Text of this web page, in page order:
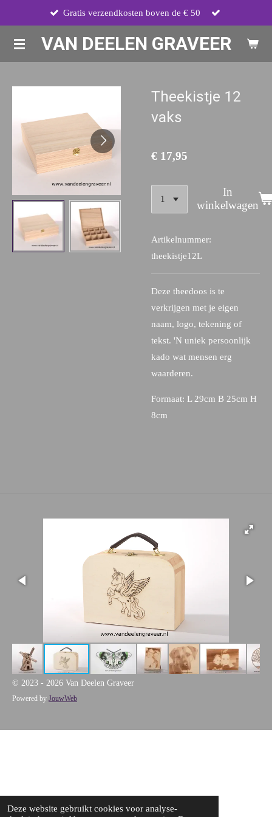
Deze website gebruikt cookies voor analyse-
naar
de
VAN DEELEN GRAVEER
Gratis verzendkosten boven de € 50
Theekistje 12
vaks
€ 17,95
In
winkelwagen
Artikelnummer:
theekistje12L
Deze theedoos is te
verkrijgen met je eigen
naam, logo, tekening of
tekst. 'N uniek persoonlijk
kado wat mensen erg
waarderen.
Formaat: L 29cm B 25cm H
8cm
© 2023 - 2026 Van Deelen Graveer
Powered by JouwWeb